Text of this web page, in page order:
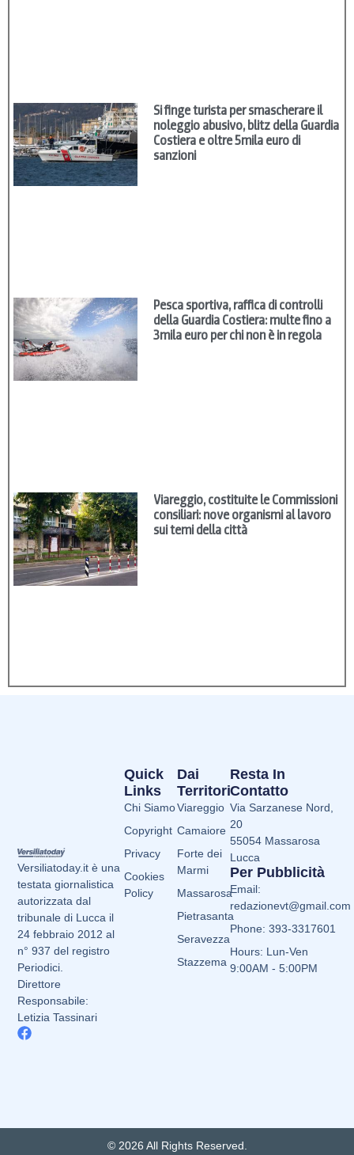
Si finge turista per smascherare il
noleggio abusivo, blitz della Guardia
Costiera e oltre 5mila euro di
sanzioni
Pesca sportiva, raffica di controlli
della Guardia Costiera: multe fino a
3mila euro per chi non è in regola
Viareggio, costituite le Commissioni
consiliari: nove organismi al lavoro
sui temi della città
Versiliatoday.it è una
testata giornalistica
autorizzata dal
tribunale di Lucca il
24 febbraio 2012 al
n° 937 del registro
Periodici.
Direttore
Responsabile:
Letizia Tassinari
Dai
Territori
Viareggio
Camaiore
Forte dei
Marmi
Massarosa
Pietrasanta
Seravezza
Stazzema
Quick
Links
Chi Siamo
Copyright
Privacy
Cookies
Policy
Resta In
Contatto
Via Sarzanese Nord,
20
55054 Massarosa
Lucca
Per Pubblicità
Email:
redazionevt@gmail.com
Phone: 393-3317601
Hours: Lun-Ven
9:00AM - 5:00PM
© 2026 All Rights Reserved.